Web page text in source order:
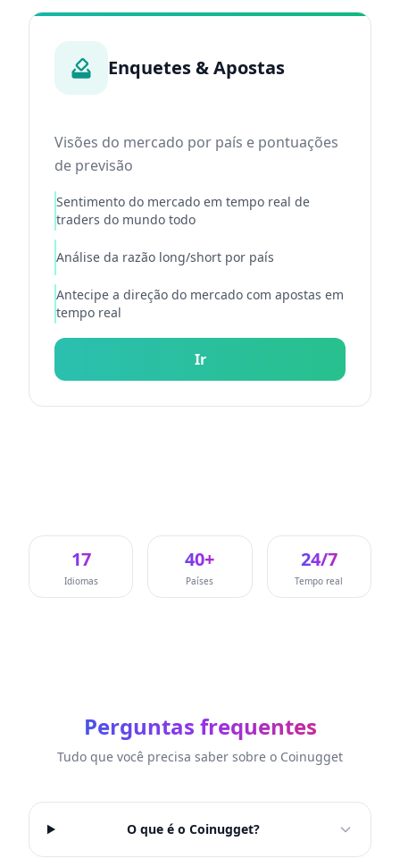
Enquetes & Apostas
Visões do mercado por país e pontuações
de previsão
Sentimento do mercado em tempo real de
traders do mundo todo
Análise da razão long/short por país
Antecipe a direção do mercado com apostas em
tempo real
Ir
17
Idiomas
40+
Países
24/7
Tempo real
Perguntas frequentes
Tudo que você precisa saber sobre o Coinugget
O que é o Coinugget?